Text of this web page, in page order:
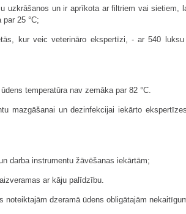
un ir aprīkota ar filtriem vai sietiem,
25 °C;
kur veic veterināro ekspertīzi, - ar 540
temperatūra nav zemāka par 82 °C.
mazgāšanai un dezinfekcijai iekārto
darba instrumentu žāvēšanas iekārtām;
ar kāju palīdzību.
dzeramā ūdens obligātajām